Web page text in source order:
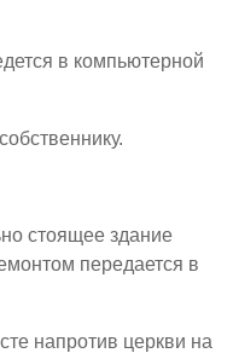
в компьютерной
стоящее здание
передается в
напротив церкви на